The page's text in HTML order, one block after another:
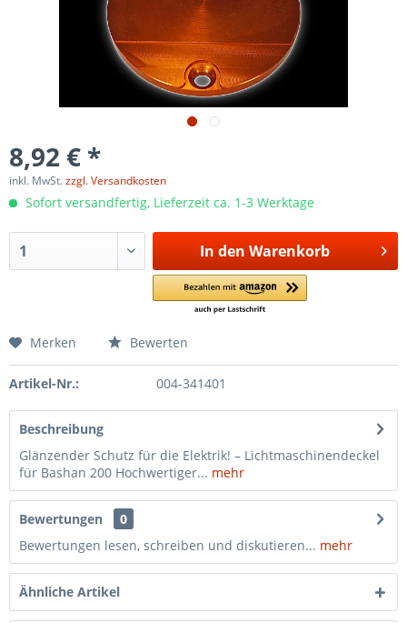
8,92 € *
inkl. MwSt.zzgl. Versandkosten
Sofort versandfertig, Lieferzeit ca. 1-3 Werktage
In den Warenkorb
Merken Bewerten
Artikel-Nr.: 004-341401
Beschreibung
Glänzender Schutz für die Elektrik! – Lichtmaschinendeckel
für Bashan 200 Hochwertiger... mehr
Bewertungen
0
Bewertungen lesen, schreiben und diskutieren... mehr
Ähnliche Artikel